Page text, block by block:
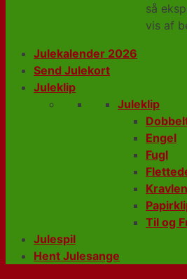
så
vis af
Julekalender 2026
Send Julekort
Juleklip
Juleklip
Engel
Fugl
Til og
Julespil
Hent Julesange